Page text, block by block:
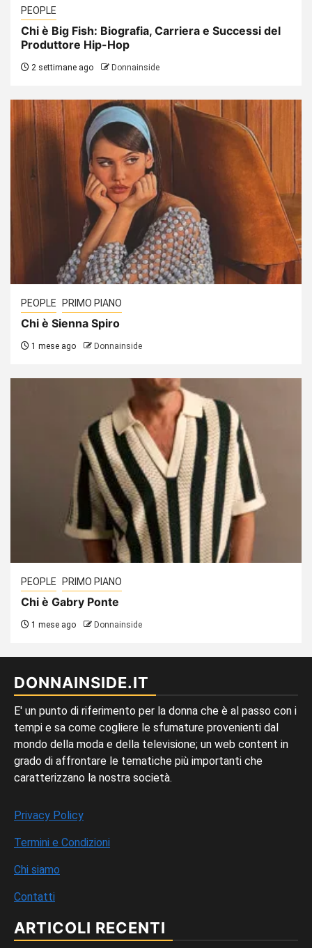
PEOPLE
Chi è Big Fish: Biografia, Carriera e Successi del
Produttore Hip-Hop
2 settimane ago Donnainside
PEOPLE PRIMO PIANO
Chi è Sienna Spiro
1 mese ago Donnainside
PEOPLE PRIMO PIANO
Chi è Gabry Ponte
1 mese ago Donnainside
DONNAINSIDE.IT
E' un punto di riferimento per la donna che è al passo con i
tempi e sa come cogliere le sfumature provenienti dal
mondo della moda e della televisione; un web content in
grado di affrontare le tematiche più importanti che
caratterizzano la nostra società.
Privacy Policy
Termini e Condizioni
Chi siamo
Contatti
ARTICOLI RECENTI